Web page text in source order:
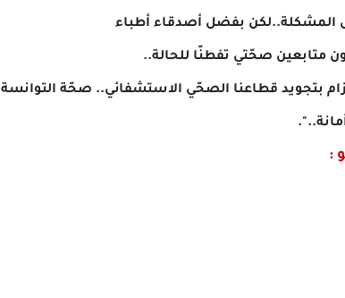
بفضل أصدقاء أطباء
متابعين صحّتي تفطنّا للحالة..
بتجويد قطاعنا الصحّي الاستشفائي.. صحّة التوانسة
: